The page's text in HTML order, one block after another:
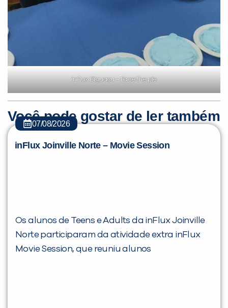
inFlux Biguaçu – Face the pie
Você pode gostar de ler também
07/08/2026
inFlux Joinville Norte – Movie Session
Os alunos de Teens e Adults da inFlux Joinville
Norte participaram da atividade extra inFlux
Movie Session, que reuniu alunos